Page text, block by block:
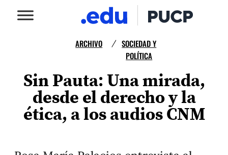
ARCHIVO / SOCIEDAD Y
POLÍTICA
Sin Pauta: Una mirada,
desde el derecho y la
ética, a los audios CNM